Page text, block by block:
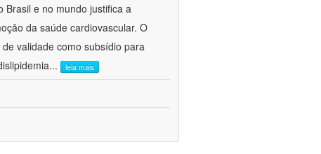
Brasil e no mundo justifica a
da saúde cardiovascular. O
validade como subsídio para
... leia mais